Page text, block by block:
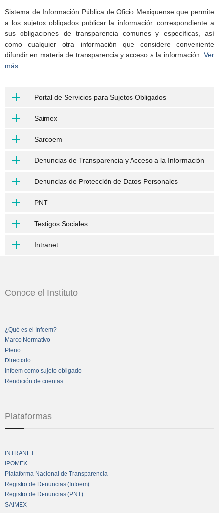
Sistema de Información Pública de Oficio Mexiquense que permite
a los sujetos obligados publicar la información correspondiente a
sus obligaciones de transparencia comunes y específicas, así
como cualquier otra información que considere conveniente
difundir en materia de transparencia y acceso a la información. Ver
más
Portal de Servicios para Sujetos Obligados
Saimex
Sarcoem
Denuncias de Transparencia y Acceso a la Información
Denuncias de Protección de Datos Personales
PNT
Testigos Sociales
Intranet
Conoce el Instituto
¿Qué es el Infoem?
Marco Normativo
Pleno
Directorio
Infoem como sujeto obligado
Rendición de cuentas
Plataformas
INTRANET
IPOMEX
Plataforma Nacional de Transparencia
Registro de Denuncias (Infoem)
Registro de Denuncias (PNT)
SAIMEX